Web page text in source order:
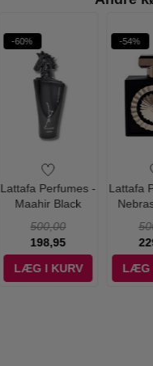
-60%
Lattafa Perfumes -
Maahir Black
Parfum - 100 ml
500,00
198,95
LÆG I KURV
-54%
Lattafa
LÆG